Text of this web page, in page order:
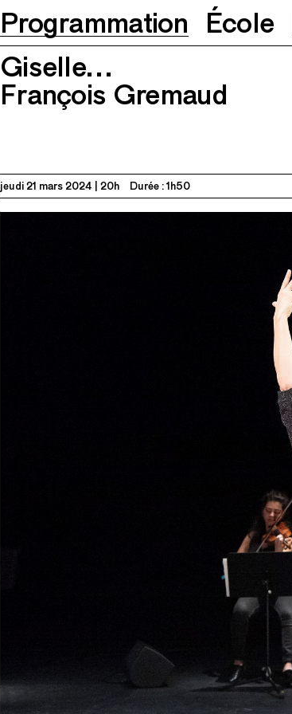
Programmation École
Giselle… François Gremaud
Giselle…
François Gremaud
jeudi 21 mars 2024 20h Durée : 1h50